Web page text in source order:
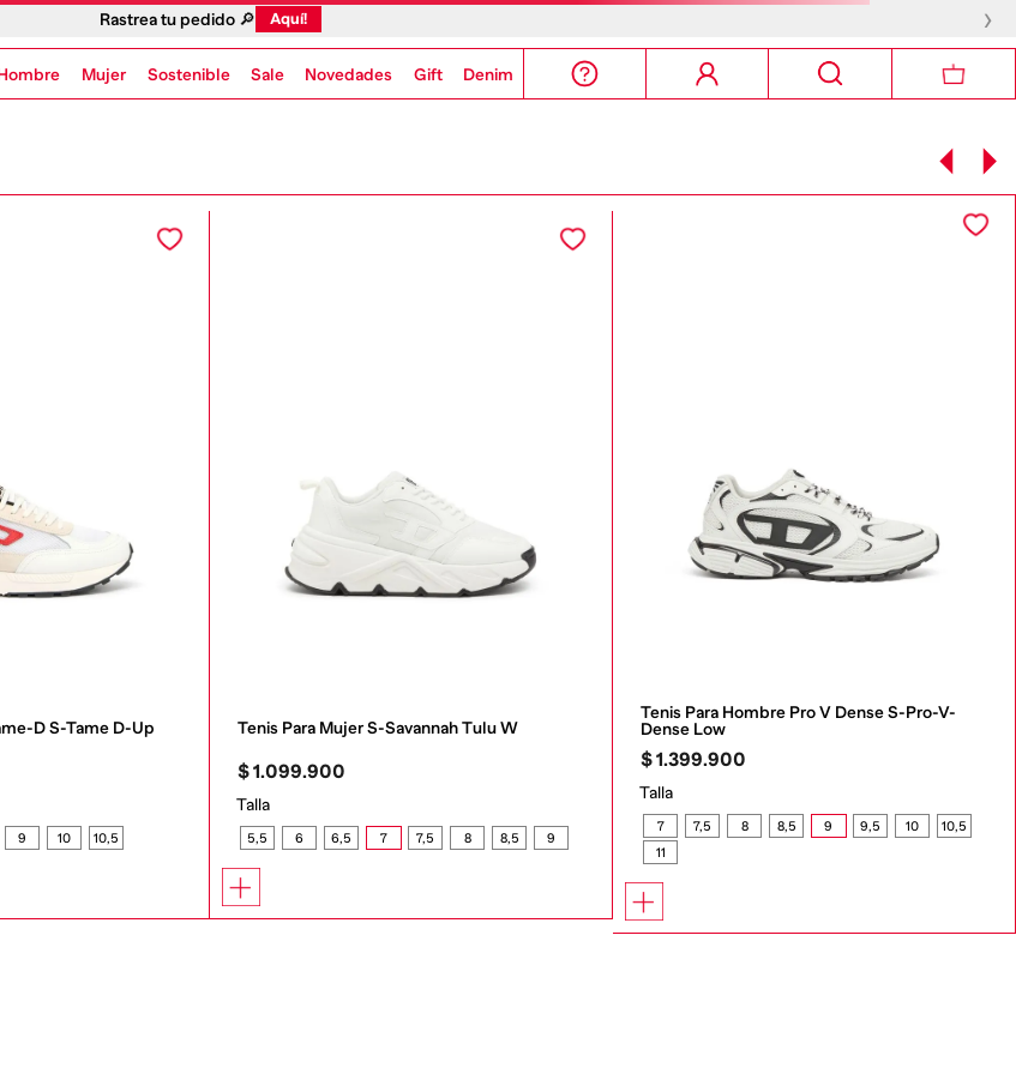
Rastrea tu pedido 🔎 Aquí! ›
Mujer Sostenible Sale Novedades Gift Denim
D S-Tame D-Up
9 10 10,5
Tenis Para Mujer S-Savannah Tulu W
$1.099.900
Talla
5,5 6 6,5 7 7,5 8 8,5 9
Tenis Para Hombre Pro V Dense S-Pro-V-
Dense Low
$1.399.900
Talla
7 7,5 8 8,5 9 9,5 10
10,5
11